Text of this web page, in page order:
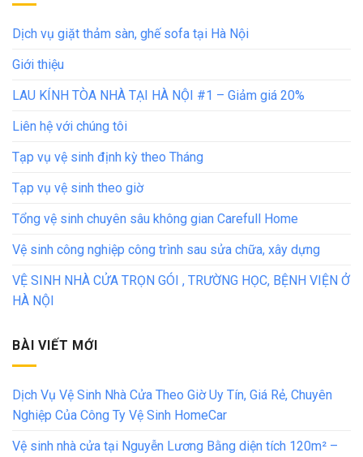
Dịch vụ giặt thảm sàn, ghế sofa tại Hà Nội
Giới thiệu
LAU KÍNH TÒA NHÀ TẠI HÀ NỘI #1 – Giảm giá 20%
Liên hệ với chúng tôi
Tạp vụ vệ sinh định kỳ theo Tháng
Tạp vụ vệ sinh theo giờ
Tổng vệ sinh chuyên sâu không gian Carefull Home
Vệ sinh công nghiệp công trình sau sửa chữa, xây dựng
VỆ SINH NHÀ CỬA TRỌN GÓI , TRƯỜNG HỌC, BỆNH VIỆN Ở
HÀ NỘI
BÀI VIẾT MỚI
Dịch Vụ Vệ Sinh Nhà Cửa Theo Giờ Uy Tín, Giá Rẻ, Chuyên
Nghiệp Của Công Ty Vệ Sinh HomeCar
Vệ sinh nhà cửa tại Nguyễn Lương Bằng diện tích 120m² –